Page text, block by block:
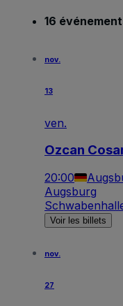
16
nov.
13
ven.
Ozcan
20:00
Augsburg
Voir les billets
nov.
27